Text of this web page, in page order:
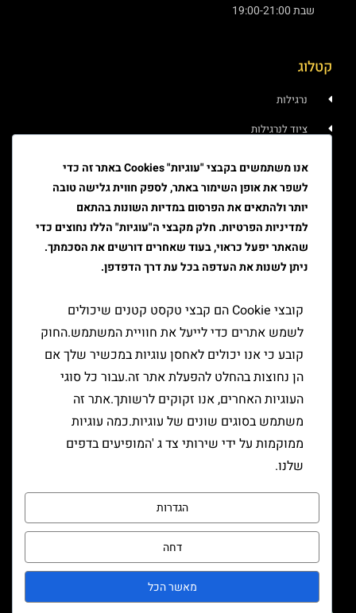
שבת 19:00-21:00
קטלוג
נרגילות
ציוד לנרגילות
טבק
ציוד למעשן
יצירת קשר
שליחה
אנו משתמשים בקבצי "עוגיות" Cookies באתר זה כדי
לשפר את אופן השימור באתר, לספק חווית גלישה טובה
יותר ולהתאים את הפרסום במדיות השונות בהתאם
למדיניות הפרטיות. חלק מקבצי ה"עוגיות" הללו נחוצים כדי
שהאתר יפעל כראוי, בעוד שאחרים דורשים את הסכמתך.
ניתן לשנות את העדפה בכל עת דרך הדפדפן.
קובצי Cookie הם קבצי טקסט קטנים שיכולים
לשמש אתרים כדי לייעל את חוויית המשתמש.החוק
קובע כי אנו יכולים לאחסן עוגיות במכשיר שלך אם
הן נחוצות בהחלט להפעלת אתר זה.עבור כל סוגי
העוגיות האחרים, אנו זקוקים לרשותך.אתר זה
משתמש בסוגים שונים של עוגיות.כמה עוגיות
ממוקמות על ידי שירותי צד ג 'המופיעים בדפים
שלנו.
הגדרות
דחה
מאשר הכל